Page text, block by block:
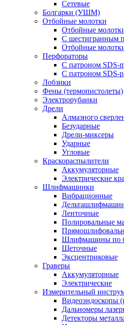
Сетевые
Болгарки (УШМ)
Отбойные молотки
Отбойные
С шестигранным
Отбойные
Перфораторы
С патроном SDS-
С патроном SDS-
Лобзики
Фены (термопистолеты)
Электрорубанки
Дрели
Алмазного
Безударные
Дрели-миксеры
Ударные
Угловые
Краскораспылители
Аккумуляторные
Электрические
Шлифмашинки
Вибрационные
Ленточные
Полировальные
Шлифмашины по
Щеточные
Эксцентриковые
Граверы
Аккумуляторные
Электрические
Измерительный
Видеоэндоскопы
Дальномеры
Детекторы